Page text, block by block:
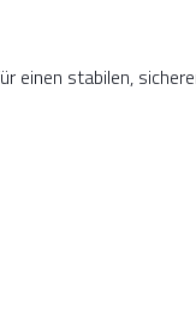
einen stabilen,